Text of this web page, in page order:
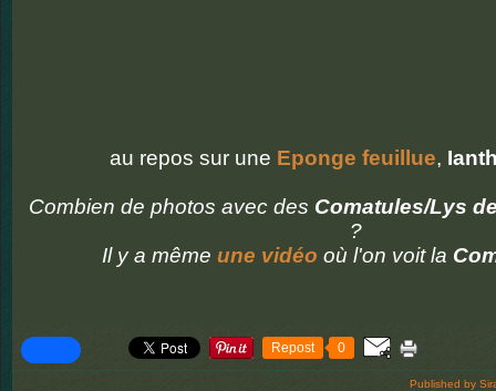
au repos sur une Eponge feuillue,
Combien de photos avec des Comatules/Lys
?
Il y a même une vidéo où l'on voit la
Repost 0
Published by